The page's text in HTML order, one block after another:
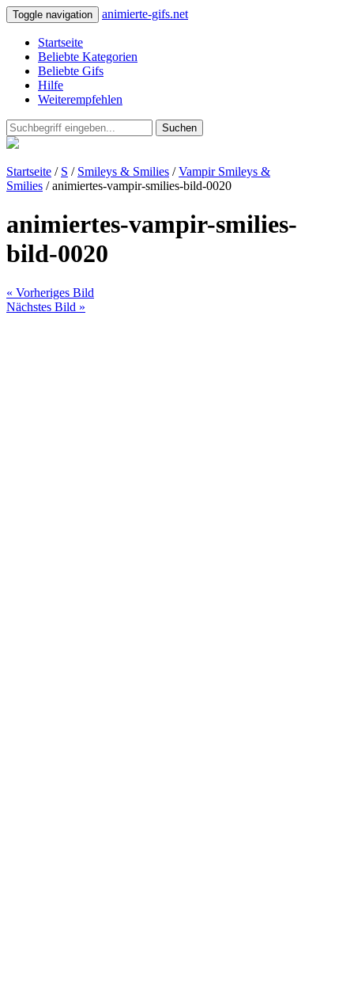
Toggle navigation animierte-gifs.net
Startseite
Beliebte Kategorien
Beliebte Gifs
Hilfe
Weiterempfehlen
Suchen
Startseite / S / Smileys & Smilies /Vampir Smileys &
Smilies / animiertes-vampir-smilies-bild-0020
animiertes-vampir-smilies-
bild-0020
« Vorheriges Bild
Nächstes Bild »